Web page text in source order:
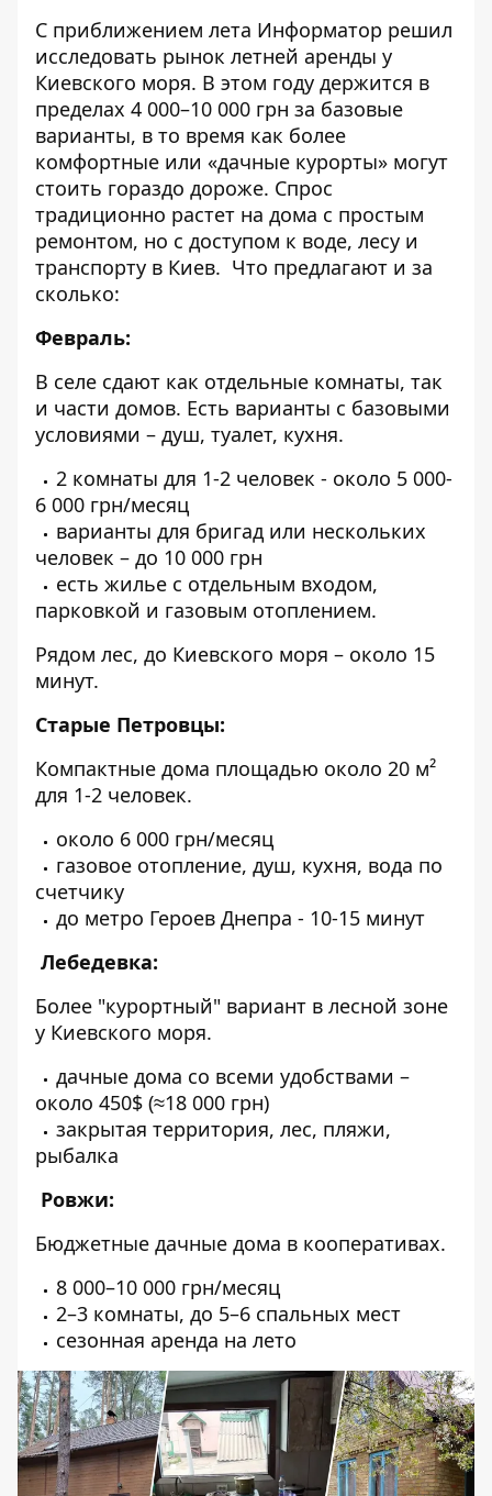
С приближением лета Информатор решил
исследовать рынок летней аренды у
Киевского моря. В этом году держится в
пределах 4 000–10 000 грн за базовые
варианты, в то время как более
комфортные или «дачные курорты» могут
стоить гораздо дороже. Спрос
традиционно растет на дома с простым
ремонтом, но с доступом к воде, лесу и
транспорту в Киев. Что предлагают и за
сколько:
Февраль:
В селе сдают как отдельные комнаты, так
и части домов. Есть варианты с базовыми
условиями – душ, туалет, кухня.
2 комнаты для 1-2 человек - около 5 000-
6 000 грн/месяц
варианты для бригад или нескольких
человек – до 10 000 грн
есть жилье с отдельным входом,
парковкой и газовым отоплением.
Рядом лес, до Киевского моря – около 15
минут.
Старые Петровцы:
Компактные дома площадью около 20 м²
для 1-2 человек.
около 6 000 грн/месяц
газовое отопление, душ, кухня, вода по
счетчику
до метро Героев Днепра - 10-15 минут
Лебедевка:
Более "курортный" вариант в лесной зоне
у Киевского моря.
дачные дома со всеми удобствами –
около 450$ (≈18 000 грн)
закрытая территория, лес, пляжи,
рыбалка
Ровжи:
Бюджетные дачные дома в кооперативах.
8 000–10 000 грн/месяц
2–3 комнаты, до 5–6 спальных мест
сезонная аренда на лето